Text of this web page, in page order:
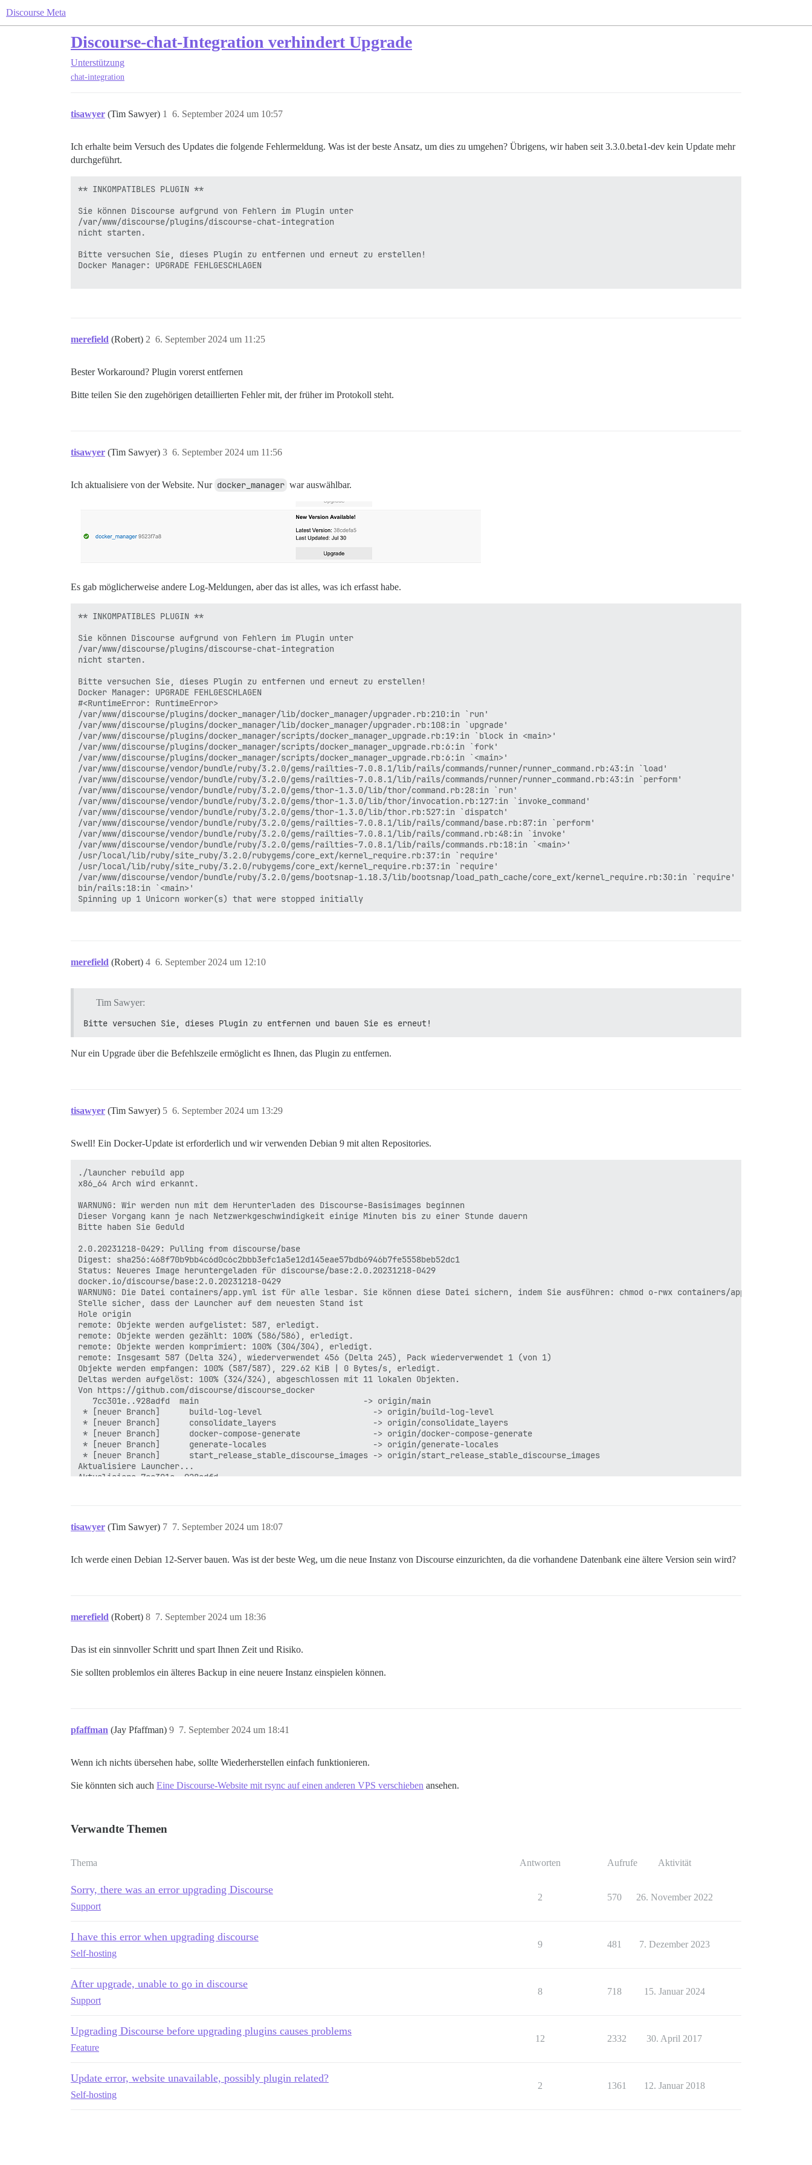
Discourse Meta
Discourse-chat-Integration verhindert Upgrade
Unterstützung
chat-integration
tisawyer (Tim Sawyer) 6. September 2024 um 10:57
1
Ich erhalte beim Versuch des Updates die folgende Fehlermeldung. Was ist der beste Ansatz, um dies zu umgehen? Übrigens, wir haben seit 3.3.0.beta1-dev kein Update mehr
durchgeführt.
** INKOMPATIBLES PLUGIN **
Sie können Discourse aufgrund von Fehlern im Plugin unter
/var/www/discourse/plugins/discourse-chat-integration
nicht starten.
Bitte versuchen Sie, dieses Plugin zu entfernen und erneut zu erstellen!
Docker Manager: UPGRADE FEHLGESCHLAGEN
merefield (Robert) 6. September 2024 um 11:25
2
Bester Workaround? Plugin vorerst entfernen
Bitte teilen Sie den zugehörigen detaillierten Fehler mit, der früher im Protokoll steht.
tisawyer (Tim Sawyer) 6. September 2024 um 11:56
3
Ich aktualisiere von der Website. Nur docker_manager war auswählbar.
Es gab möglicherweise andere Log-Meldungen, aber das ist alles, was ich erfasst habe.
** INKOMPATIBLES PLUGIN **
Sie können Discourse aufgrund von Fehlern im Plugin unter
/var/www/discourse/plugins/discourse-chat-integration
nicht starten.
Bitte versuchen Sie, dieses Plugin zu entfernen und erneut zu erstellen!
Docker Manager: UPGRADE FEHLGESCHLAGEN
#<RuntimeError: RuntimeError>
/var/www/discourse/plugins/docker_manager/lib/docker_manager/upgrader.rb:210:in `run'
/var/www/discourse/plugins/docker_manager/lib/docker_manager/upgrader.rb:108:in `upgrade'
/var/www/discourse/plugins/docker_manager/scripts/docker_manager_upgrade.rb:19:in `block in <main>'
/var/www/discourse/plugins/docker_manager/scripts/docker_manager_upgrade.rb:6:in `fork'
/var/www/discourse/plugins/docker_manager/scripts/docker_manager_upgrade.rb:6:in `<main>'
/var/www/discourse/vendor/bundle/ruby/3.2.0/gems/railties-7.0.8.1/lib/rails/commands/runner/runner_command.rb:43:in `load'
/var/www/discourse/vendor/bundle/ruby/3.2.0/gems/railties-7.0.8.1/lib/rails/commands/runner/runner_command.rb:43:in `perform'
/var/www/discourse/vendor/bundle/ruby/3.2.0/gems/thor-1.3.0/lib/thor/command.rb:28:in `run'
/var/www/discourse/vendor/bundle/ruby/3.2.0/gems/thor-1.3.0/lib/thor/invocation.rb:127:in `invoke_command'
/var/www/discourse/vendor/bundle/ruby/3.2.0/gems/thor-1.3.0/lib/thor.rb:527:in `dispatch'
/var/www/discourse/vendor/bundle/ruby/3.2.0/gems/railties-7.0.8.1/lib/rails/command/base.rb:87:in `perform'
/var/www/discourse/vendor/bundle/ruby/3.2.0/gems/railties-7.0.8.1/lib/rails/command.rb:48:in `invoke'
/var/www/discourse/vendor/bundle/ruby/3.2.0/gems/railties-7.0.8.1/lib/rails/commands.rb:18:in `<main>'
/usr/local/lib/ruby/site_ruby/3.2.0/rubygems/core_ext/kernel_require.rb:37:in `require'
/usr/local/lib/ruby/site_ruby/3.2.0/rubygems/core_ext/kernel_require.rb:37:in `require'
/var/www/discourse/vendor/bundle/ruby/3.2.0/gems/bootsnap-1.18.3/lib/bootsnap/load_path_cache/core_ext/kernel_require.rb:30:in `require'
bin/rails:18:in `<main>'
merefield (Robert) 6. September 2024 um 12:10
4
Tim Sawyer:
Bitte versuchen Sie, dieses Plugin zu entfernen und bauen Sie es erneut!
Nur ein Upgrade über die Befehlszeile ermöglicht es Ihnen, das Plugin zu entfernen.
tisawyer (Tim Sawyer) 6. September 2024 um 13:29
5
Swell! Ein Docker-Update ist erforderlich und wir verwenden Debian 9 mit alten Repositories.
./launcher rebuild app
x86_64 Arch wird erkannt.
WARNUNG: Wir werden nun mit dem Herunterladen des Discourse-Basisimages beginnen
Dieser Vorgang kann je nach Netzwerkgeschwindigkeit einige Minuten bis zu einer Stunde dauern
Bitte haben Sie Geduld
2.0.20231218-0429: Pulling from discourse/base
Digest: sha256:468f70b9bb4c6d0c6c2bbb3efc1a5e12d145eae57bdb6946b7fe5558beb52dc1
Status: Neueres Image heruntergeladen für discourse/base:2.0.20231218-0429
docker.io/discourse/base:2.0.20231218-0429
WARNUNG: Die Datei containers/app.yml ist für alle lesbar. Sie können diese Datei sichern, indem Sie ausführen: chmod o-rwx containers/app.yml
Stelle sicher, dass der Launcher auf dem neuesten Stand ist
Hole origin
remote: Objekte werden aufgelistet: 587, erledigt.
remote: Objekte werden gezählt: 100% (586/586), erledigt.
remote: Objekte werden komprimiert: 100% (304/304), erledigt.
remote: Insgesamt 587 (Delta 324), wiederverwendet 456 (Delta 245), Pack wiederverwendet 1 (von 1)
Objekte werden empfangen: 100% (587/587), 229.62 KiB | 0 Bytes/s, erledigt.
Deltas werden aufgelöst: 100% (324/324), abgeschlossen mit 11 lokalen Objekten.
Von https://github.com/discourse/discourse_docker
   7cc301e..928adfd  main                                  -> origin/main
* [neuer Branch]      build-log-level                       -> origin/build-log-level
* [neuer Branch]      consolidate_layers                    -> origin/consolidate_layers
* [neuer Branch]      docker-compose-generate               -> origin/docker-compose-generate
* [neuer Branch]      generate-locales                      -> origin/generate-locales
* [neuer Branch]      start_release_stable_discourse_images -> origin/start_release_stable_discourse_images
Aktualisiere Launcher...
Aktualisiere 7cc301e..928adfd
create mode 100644 templates/postgres.15.template.yml
tisawyer (Tim Sawyer) 7. September 2024 um 18:07
7
Ich werde einen Debian 12-Server bauen. Was ist der beste Weg, um die neue Instanz von Discourse einzurichten, da die vorhandene Datenbank eine ältere Version sein wird?
merefield (Robert) 7. September 2024 um 18:36
8
Das ist ein sinnvoller Schritt und spart Ihnen Zeit und Risiko.
Sie sollten problemlos ein älteres Backup in eine neuere Instanz einspielen können.
pfaffman (Jay Pfaffman) 7. September 2024 um 18:41
9
Wenn ich nichts übersehen habe, sollte Wiederherstellen einfach funktionieren.
Sie könnten sich auch Eine Discourse-Website mit rsync auf einen anderen VPS verschieben ansehen.
Verwandte Themen
Thema Antworten Aufrufe Aktivität
Sorry, there was an error upgrading Discourse
Support
2 570 26. November 2022
I have this error when upgrading discourse
Self-hosting
9 481 7. Dezember 2023
After upgrade, unable to go in discourse
Support
8 718 15. Januar 2024
Upgrading Discourse before upgrading plugins causes problems
Feature
12 2332 30. April 2017
Update error, website unavailable, possibly plugin related?
Self-hosting
2 1361 12. Januar 2018